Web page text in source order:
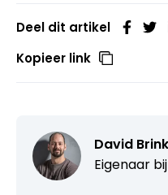
Deel dit artikel
Kopieer link
David
Eigenaar bij